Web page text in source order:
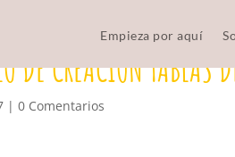
Empieza por aquí
DE CREACION
|0 Comentarios